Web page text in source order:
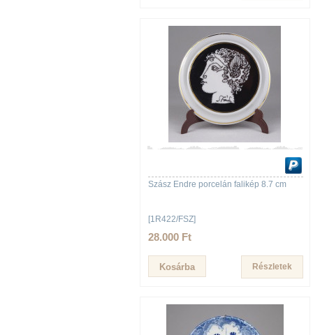
Szász Endre porcelán falikép 8.7 cm
[1R422/FSZ]
28.000 Ft
Részletek